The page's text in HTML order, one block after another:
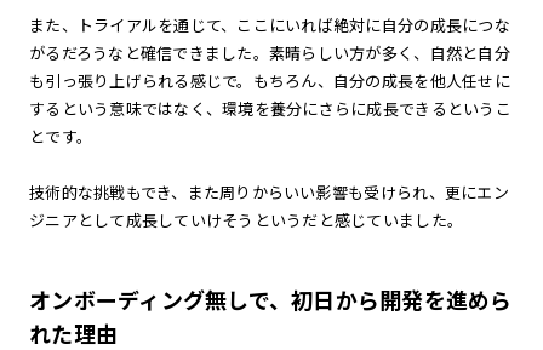
また、トライアルを通じて、ここにいれば絶対に自分の成長につな
がるだろうなと確信できました。素晴らしい方が多く、自然と自分
も引っ張り上げられる感じで。もちろん、自分の成長を他人任せに
するという意味ではなく、環境を養分にさらに成長できるというこ
とです。
技術的な挑戦もでき、また周りからいい影響も受けられ、更にエン
ジニアとして成長していけそうというだと感じていました。
オンボーディング無しで、初日から開発を進めら
れた理由